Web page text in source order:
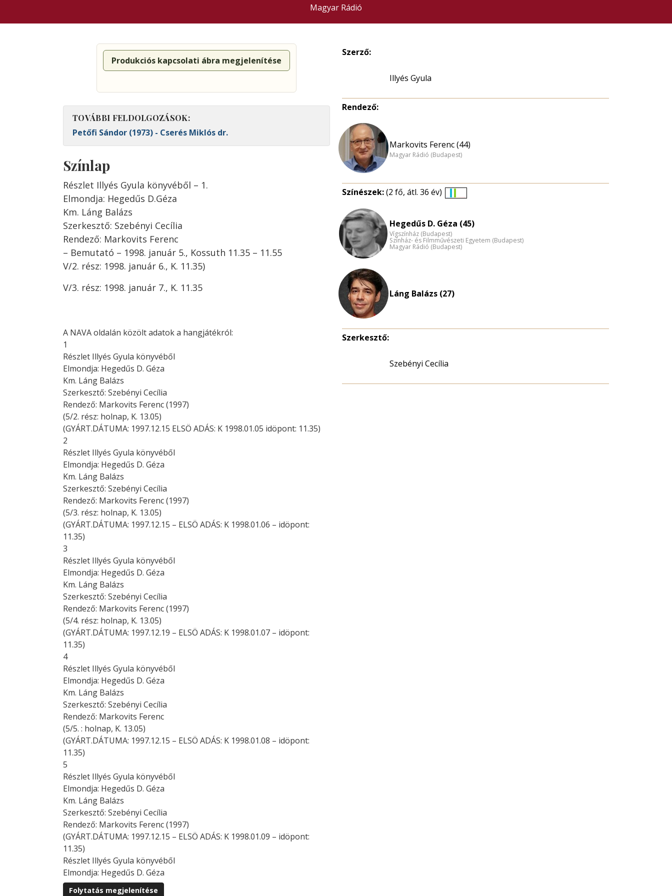
Magyar Rádió
Produkciós kapcsolati ábra megjelenítése
TOVÁBBI FELDOLGOZÁSOK:
Petőfi Sándor (1973) - Cserés Miklós dr.
Színlap
Részlet Illyés Gyula könyvéből – 1.
Elmondja: Hegedűs D.Géza
Km. Láng Balázs
Szerkesztő: Szebényi Cecília
Rendező: Markovits Ferenc
– Bemutató – 1998. január 5., Kossuth 11.35 – 11.55
V/2. rész: 1998. január 6., K. 11.35)
V/3. rész: 1998. január 7., K. 11.35
A NAVA oldalán közölt adatok a hangjátékról:
1
Részlet Illyés Gyula könyvéből
Elmondja: Hegedűs D. Géza
Km. Láng Balázs
Szerkesztő: Szebényi Cecília
Rendező: Markovits Ferenc (1997)
(5/2. rész: holnap, K. 13.05)
(GYÁRT.DÁTUMA: 1997.12.15 ELSÖ ADÁS: K 1998.01.05 idöpont: 11.35)
2
Részlet Illyés Gyula könyvéből
Elmondja: Hegedűs D. Géza
Km. Láng Balázs
Szerkesztő: Szebényi Cecília
Rendező: Markovits Ferenc (1997)
(5/3. rész: holnap, K. 13.05)
(GYÁRT.DÁTUMA: 1997.12.15 – ELSÖ ADÁS: K 1998.01.06 – idöpont:
11.35)
3
Részlet Illyés Gyula könyvéből
Elmondja: Hegedűs D. Géza
Km. Láng Balázs
Szerkesztő: Szebényi Cecília
Rendező: Markovits Ferenc (1997)
(5/4. rész: holnap, K. 13.05)
(GYÁRT.DÁTUMA: 1997.12.19 – ELSÖ ADÁS: K 1998.01.07 – idöpont:
11.35)
4
Részlet Illyés Gyula könyvéből
Elmondja: Hegedűs D. Géza
Km. Láng Balázs
Szerkesztő: Szebényi Cecília
Rendező: Markovits Ferenc
(5/5. : holnap, K. 13.05)
(GYÁRT.DÁTUMA: 1997.12.15 – ELSÖ ADÁS: K 1998.01.08 – idöpont:
11.35)
5
Részlet Illyés Gyula könyvéből
Elmondja: Hegedűs D. Géza
Km. Láng Balázs
Szerkesztő: Szebényi Cecília
Rendező: Markovits Ferenc (1997)
(GYÁRT.DÁTUMA: 1997.12.15 – ELSÖ ADÁS: K 1998.01.09 – idöpont:
11.35)
Részlet Illyés Gyula könyvéből
Elmondja: Hegedűs D. Géza
Folytatás megjelenítése
Szerző:
Illyés Gyula
Rendező:
Markovits Ferenc (44)
Magyar Rádió (Budapest)
Színészek:(2 fő, átl. 36 év)
nagyítása
Hegedűs D. Géza (45)
Vígszínház (Budapest)
Színház- és Filmművészeti Egyetem (Budapest)
Magyar Rádió (Budapest)
Láng Balázs (27)
Szerkesztő:
Szebényi Cecília